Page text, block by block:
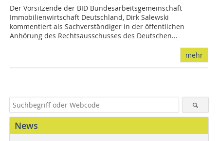
Der Vorsitzende der BID Bundesarbeitsgemeinschaft
Immobilienwirtschaft Deutschland, Dirk Salewski
kommentiert als Sachverständiger in der öffentlichen
Anhörung des Rechtsausschusses des Deutschen...
mehr
News